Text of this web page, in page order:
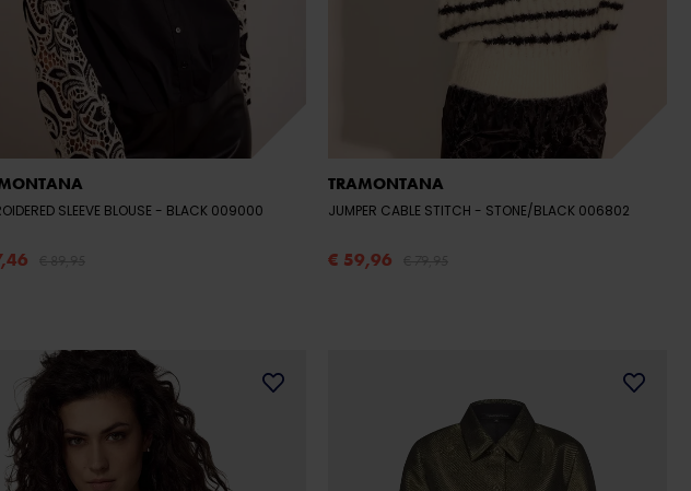
SLEEVE BLOUSE - BLACK 009000
TRAMONTANA
JUMPER CABLE STITCH - STONE/BLACK 006802
€ 59,96